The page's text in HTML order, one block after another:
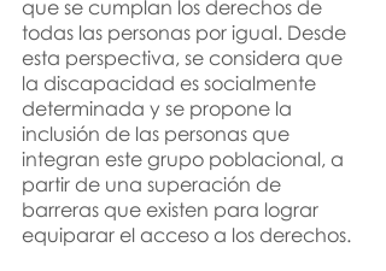
que se cumplan los derechos de
todas las personas por igual. Desde
esta perspectiva, se considera que
la discapacidad es socialmente
determinada y se propone la
inclusión de las personas que
integran este grupo poblacional, a
partir de una superación de
barreras que existen para lograr
equiparar el acceso a los derechos.